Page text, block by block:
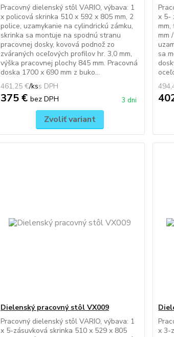
Pracovný dielenský stôl VARIO, výbava: 1
x policová skrinka 510 x 592 x 805 mm, 2
police, uzamykanie na cylindrickú zámku,
skrinka sa montuje na spodnú stranu
pracovnej dosky, kovová podnož zo
zváraných oceľových profilov hr. 3,0 mm,
výška pracovnej plochy 845 mm. Pracovná
doska 1700 x 690 mm z buko...
461,25 €/ks
375 € bez DPH 3 dni
Zvoliť variant
x 5-
mm
sa
Dielenský pracovný stôl VX009
Pracovný dielenský stôl VARIO, výbava: 1
x 5-zásuvková skrinka 510 x 529 x 805
x 3-